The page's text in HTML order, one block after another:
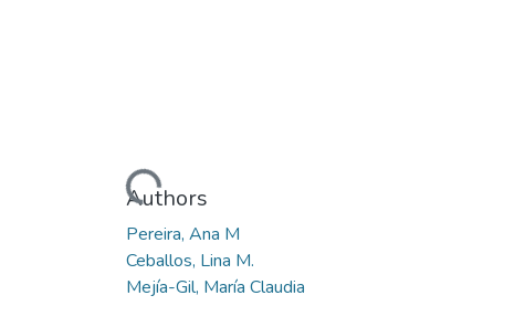
Loading...
Authors
Pereira, Ana M
Ceballos, Lina M.
Mejía-Gil, María Claudia